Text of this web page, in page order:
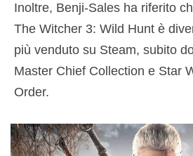
Inoltre, Benji-Sales ha riferito
The Witcher 3: Wild Hunt è
più venduto su Steam, subito
Master Chief Collection e Star
Order.